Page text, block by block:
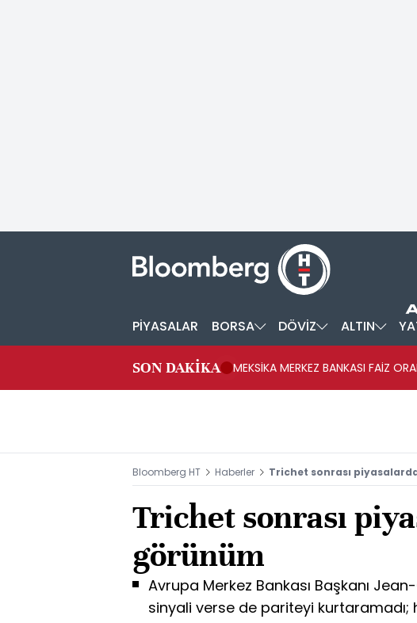
PİYASALAR BORSA DÖVİZ ALTIN
SON DAKİKA MEKSİKA MERKEZ BANKASI FAİZ
Bloomberg HT Haberler Trichet sonrası
Trichet sonrası
görünüm
Avrupa Merkez Bankası Başkanı
sinyali verse de pariteyi kurtaramadı;